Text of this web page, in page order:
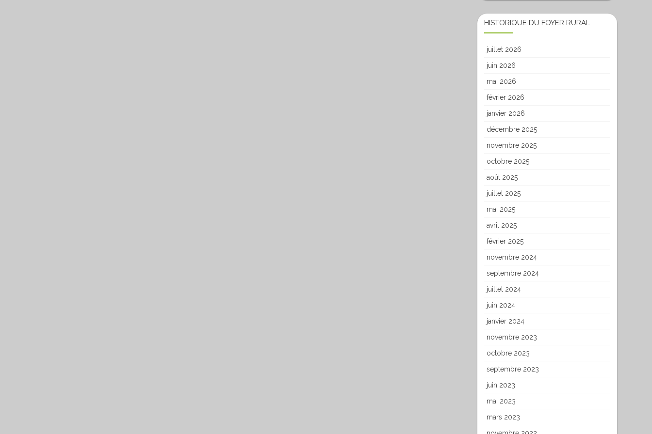
HISTORIQUE DU FOYER RURAL
juillet 2026
juin 2026
mai 2026
février 2026
janvier 2026
décembre 2025
novembre 2025
octobre 2025
août 2025
juillet 2025
mai 2025
avril 2025
février 2025
novembre 2024
septembre 2024
juillet 2024
juin 2024
janvier 2024
novembre 2023
octobre 2023
septembre 2023
juin 2023
mai 2023
mars 2023